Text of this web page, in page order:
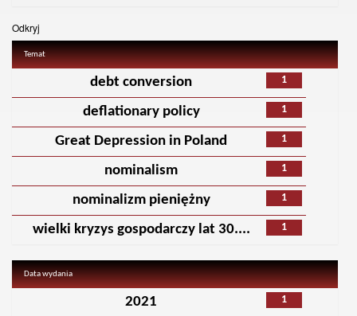
Odkryj
Temat
1
debt conversion
1
deflationary policy
1
Great Depression in Poland
1
nominalism
1
nominalizm pieniężny
1
wielki kryzys gospodarczy lat 30....
Data wydania
1
2021